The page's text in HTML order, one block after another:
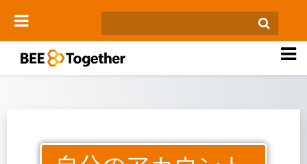
新しいアカウント作成にスキップする